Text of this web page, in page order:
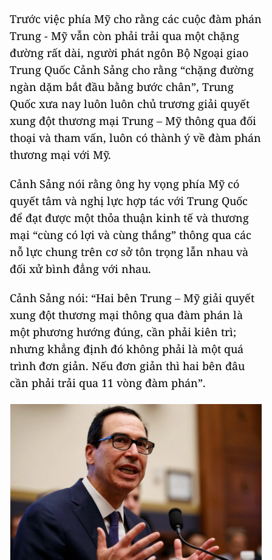
Trước việc phía Mỹ cho rằng các cuộc đàm phán
Trung - Mỹ vẫn còn phải trải qua một chặng
đường rất dài, người phát ngôn Bộ Ngoại giao
Trung Quốc Cảnh Sảng cho rằng “chặng đường
ngàn dặm bắt đầu bằng bước chân”, Trung
Quốc xưa nay luôn luôn chủ trương giải quyết
xung đột thương mại Trung – Mỹ thông qua đối
thoại và tham vấn, luôn có thành ý về đàm phán
thương mại với Mỹ.
Cảnh Sảng nói rằng ông hy vọng phía Mỹ có
quyết tâm và nghị lực hợp tác với Trung Quốc
để đạt được một thỏa thuận kinh tế và thương
mại “cùng có lợi và cùng thắng” thông qua các
nỗ lực chung trên cơ sở tôn trọng lẫn nhau và
đối xử bình đẳng với nhau.
Cảnh Sảng nói: “Hai bên Trung – Mỹ giải quyết
xung đột thương mại thông qua đàm phán là
một phương hướng đúng, cần phải kiên trì;
nhưng khẳng định đó không phải là một quá
trình đơn giản. Nếu đơn giản thì hai bên đâu
cần phải trải qua 11 vòng đàm phán”.